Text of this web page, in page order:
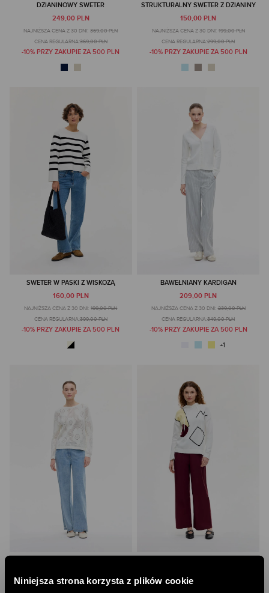
Niniejsza strona korzysta z plików cookie
DZIANINOWY SWETER
249,00 PLN
NAJNIŻSZA CENA Z 30 DNI: 369,00 PLN
CENA REGULARNA:369,00 PLN
-10% PRZY ZAKUPIE ZA 500 PLN
STRUKTURALNY SWETER Z DZIANINY
150,00 PLN
NAJNIŻSZA CENA Z 30 DNI: 199,00 PLN
CENA REGULARNA:299,00 PLN
-10% PRZY ZAKUPIE ZA 500 PLN
SWETER W PASKI Z WISKOZĄ
160,00 PLN
NAJNIŻSZA CENA Z 30 DNI: 199,00 PLN
CENA REGULARNA:399,00 PLN
-10% PRZY ZAKUPIE ZA 500 PLN
BAWEŁNIANY KARDIGAN
209,00 PLN
NAJNIŻSZA CENA Z 30 DNI: 239,00 PLN
CENA REGULARNA:349,00 PLN
-10% PRZY ZAKUPIE ZA 500 PLN
NAJNIŻSZA CENA Z 30 DNI:
169,00 PLN